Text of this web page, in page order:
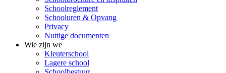
Schoolreglement
Schooluren & Opvang
Privacy
Nuttige documenten
Wie zijn we
Kleuterschool
Lagere school